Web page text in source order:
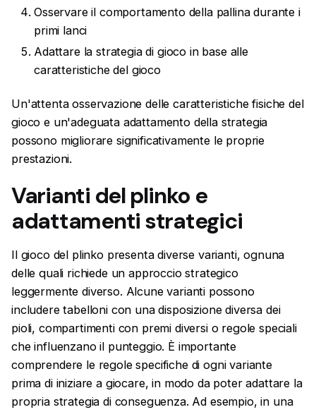
Osservare il comportamento della pallina durante i
primi lanci
Adattare la strategia di gioco in base alle
caratteristiche del gioco
Un'attenta osservazione delle caratteristiche fisiche del
gioco e un'adeguata adattamento della strategia
possono migliorare significativamente le proprie
prestazioni.
Varianti del plinko e
adattamenti strategici
Il gioco del plinko presenta diverse varianti, ognuna
delle quali richiede un approccio strategico
leggermente diverso. Alcune varianti possono
includere tabelloni con una disposizione diversa dei
pioli, compartimenti con premi diversi o regole speciali
che influenzano il punteggio. È importante
comprendere le regole specifiche di ogni variante
prima di iniziare a giocare, in modo da poter adattare la
propria strategia di conseguenza. Ad esempio, in una